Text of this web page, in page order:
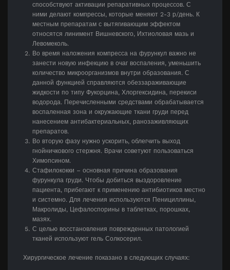
способствуют активации репаративных процессов. С
ними делают компрессы, которые меняют 2-3 р/день. К
местным препаратам с вытягивающим эффектом
относятся линимент Вишневского, Ихтиоловая мазь и
Левомеколь.
Во время наложения компресса на фурункул важно не
занести новую инфекцию в очаг воспаления, уменьшить
количество микроорганизмов внутри образования. С
данной функцией справляются обеззараживающие
жидкости по типу Фукорцина, Хлоргексидина, перекиси
водорода. Перечисленными средствами обрабатывается
воспаленная зона и окружающие ткани груди перед
нанесением антибактериальных, ранозаживляющих
препаратов.
Во вторую фазу нужно ускорить, облегчить выход
гнойничкового стержня. Врачи советуют пользоваться
Химопсином.
Стафилококки – основная причина образования
фурункула груди. Чтобы добиться выздоровление
пациента, прибегают к применению антибиотиков местно
и системно. Для лечения используются Пенициллины,
Макролиды, Цефалоспорины в таблетках, порошках,
мазях.
С целью восстановления поврежденных патологией
тканей используют гель Солкосерил.
Хирургическое лечение показано в следующих случаях: